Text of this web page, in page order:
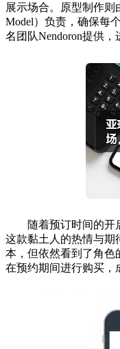
展示场合。原型制作则
Model）负责，确保每
名团队Nendoron提供，
随着预订时间的开
这款黏土人的热情与期
本，但依然看到了角色
在预约期间进行购买，